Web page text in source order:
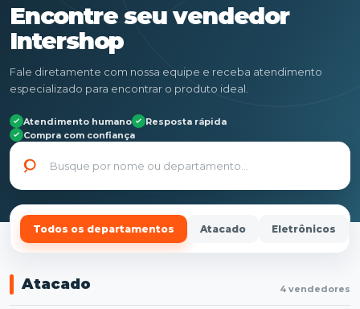
Encontre seu vendedor
Intershop
Fale diretamente com nossa equipe e receba atendimento
especializado para encontrar o produto ideal.
Atendimento humano
Resposta rápida
Compra com confiança
Todos os departamentos Atacado Eletrônicos
Atacado 4 vendedores